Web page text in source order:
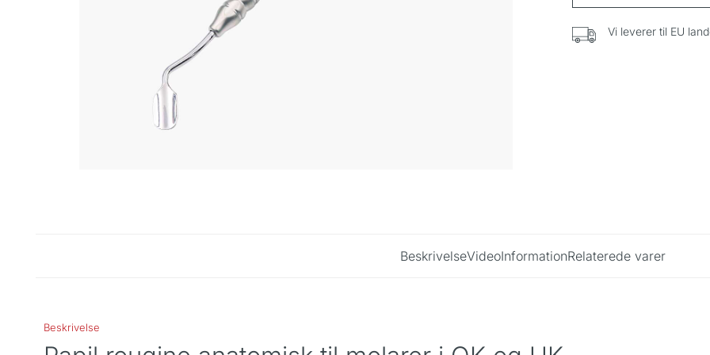
Vi leverer til EU
BeskrivelseVideoInformationRelaterede varer
Beskrivelse